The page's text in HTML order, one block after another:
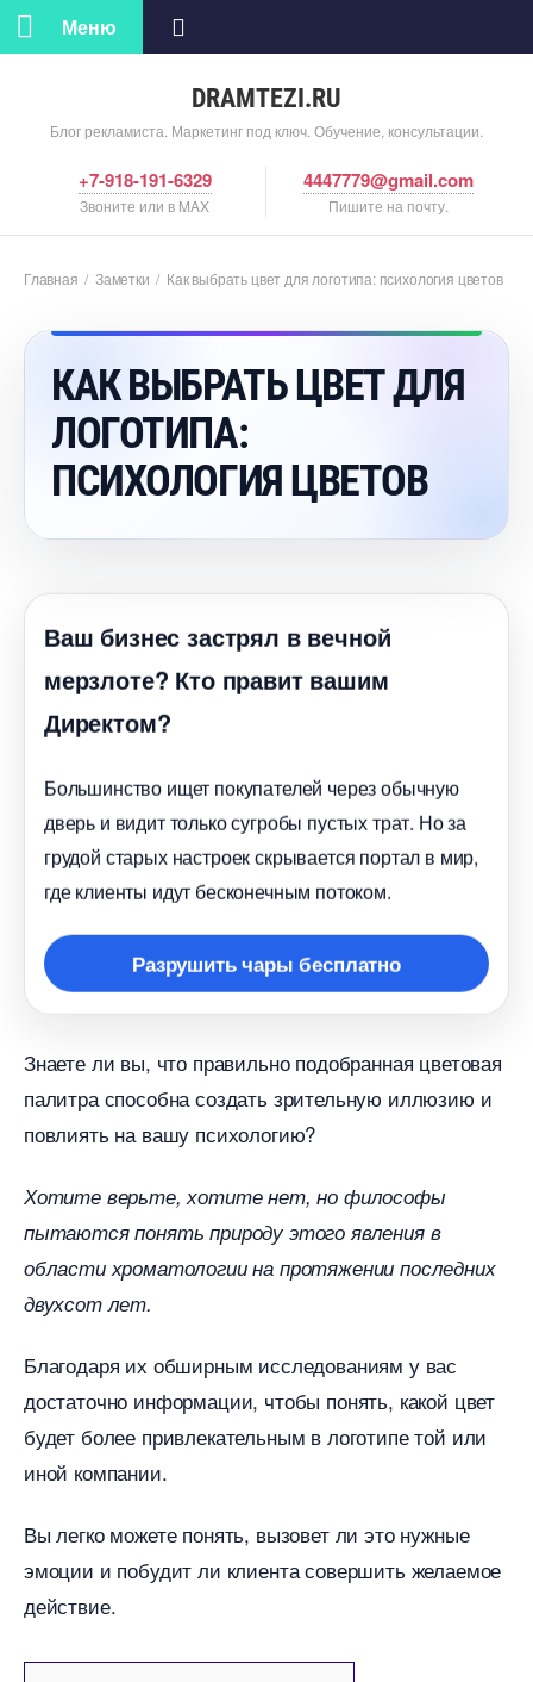
DRAMTEZI.RU
Блог рекламиста. Маркетинг под ключ. Обучение, консультации.
Меню
+7-918-191-6329
Звоните или в MAX
4447779@gmail.com
Пишите на почту.
Главная / Заметки / Как выбрать цвет для логотипа: психология цвето
КАК ВЫБРАТЬ ЦВЕТ ДЛЯ
ЛОГОТИПА:
ПСИХОЛОГИЯ ЦВЕТО
аш бизнес застрял в вечной
мерзлоте? Кто правит вашим
Директом?
Большинство ищет покупателей через обычную
дверь и видит только сугробы пустых трат. Но за
рудой старых настроек скрывается портал в мир,
де клиенты идут бесконечным потоком.
Разрушить чары бесплатно
Знаете ли вы, что правильно подобранная цветовая
палитра способна создать зрительную иллюзию и
повлиять на вашу психологию?
Хотите верьте, хотите нет, но философы
пытаются понять природу этого явления
области хроматологии на протяжении последних
двухсот лет.
Благодаря их обширным исследованиям у вас
достаточно информации, чтобы понять, какой цвет
удет более привлекательным в логотипе той или
иной компании.
ы легко можете понять, вызовет ли это нужные
эмоции и побудит ли клиента совершить желаемое
действие.